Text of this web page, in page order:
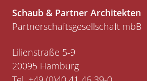
Schaub & Partner Architekten
Partnerschaftsgesellschaft mbB
Lilienstraße 5-9
20095 Hamburg